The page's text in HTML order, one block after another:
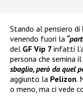
Stando al pensiero di
venendo fuori la
del GF Vip 7 infatti
persona che semina
sbaglio, però da quel
aggiunto la Pelizon.
o meno, ma ci vede